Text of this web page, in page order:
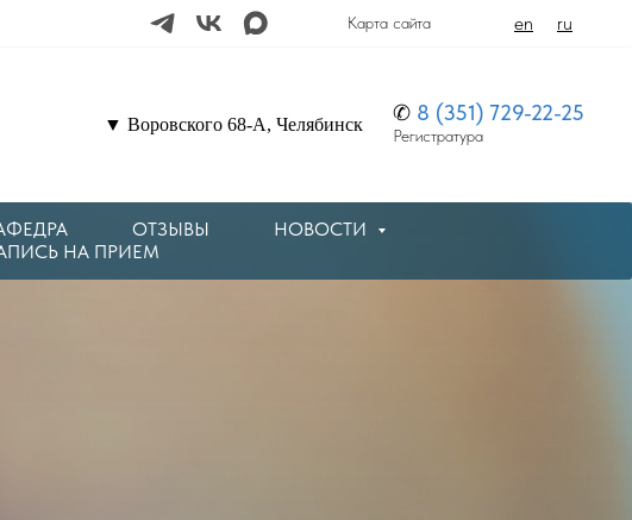
Карта сайта en ru
▼ Воровского 68-А, Челябинск ✆ 8 (351) 729-22-25
Регистратура
ОТЗЫВЫ
НОВОСТИ
НА ПРИЕМ